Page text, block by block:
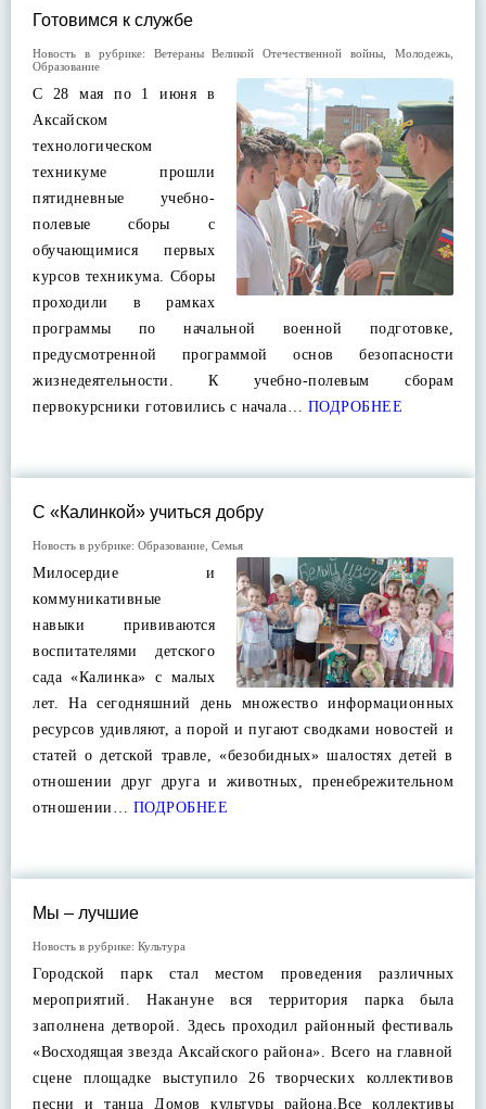
Готовимся к службе
Новость в рубрике: Ветераны Великой Отечественной войны ,Молодежь
Образование
С 28 мая по 1 июня в
Аксайском
технологическом
техникуме прошли
пятидневные учебно-
полевые сборы с
обучающимися первых
курсов техникума. Сборы
проходили в рамках
программы по начальной военной подготовке,
предусмотренной программой основ безопасности
жизнедеятельности. К учебно-полевым сборам
первокурсники готовились с начала… ПОДРОБНЕЕ
С «Калинкой» учиться добру
Новость в рубрике: Образование Семья
Милосердие и
коммуникативные
навыки прививаются
воспитателями детского
сада «Калинка» с малых
лет. На сегодняшний день множество информационных
ресурсов удивляют, а порой и пугают сводками новостей и
статей о детской травле, «безобидных» шалостях детей в
отношении друг друга и животных, пренебрежительном
отношении… ПОДРОБНЕЕ
Мы – лучшие
Новость в рубрике: Культура
Городской парк стал местом проведения различных
мероприятий. Накануне вся территория парка была
заполнена детворой. Здесь проходил районный фестиваль
«Восходящая звезда Аксайского района». Всего на главной
сцене площадке выступило 26 творческих коллективов
песни и танца Домов культуры района.Все коллективы